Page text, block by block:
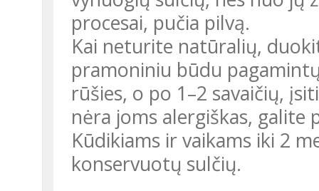
procesai, pučia pilvą.
Kai neturite natūralių,
pramoniniu būdu
rūšies, o po 1–2 savaičių,
nėra joms alergiškas, galite
Kūdikiams ir vaikams iki 2
konservuotų sulčių.